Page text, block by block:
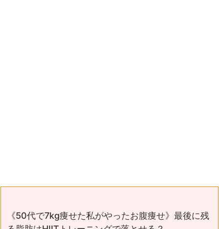
《50代で7kg痩せた私がやったお腹痩せ》最後に残